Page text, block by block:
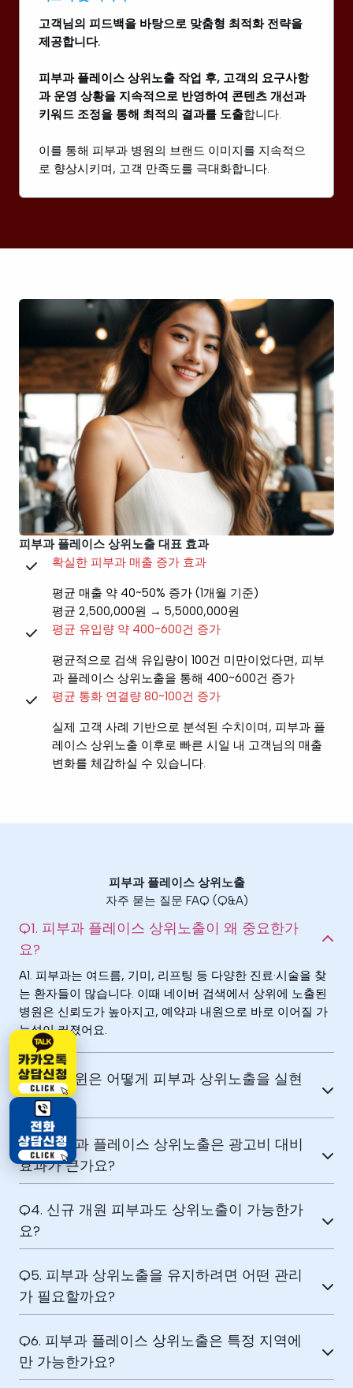
고객님의 피드백을 바탕으로 맞춤형 최적화 전략을
제공합니다.
피부과 플레이스 상위노출 작업 후, 고객의 요구사항
과 운영 상황을 지속적으로 반영하여 콘텐츠 개선과
키워드 조정을 통해 최적의 결과를 도출합니다.
이를 통해 피부과 병원의 브랜드 이미지를 지속적으
로 향상시키며, 고객 만족도를 극대화합니다.
피부과 플레이스 상위노출 대표 효과
확실한 피부과 매출 증가 효과
평균 매출 약 40~50% 증가 (1개월 기준)
평균 2,500,000원 → 5,5000,000원
평균 유입량 약 400~600건 증가
평균적으로 검색 유입량이 100건 미만이었다면, 피부
과 플레이스 상위노출을 통해 400~600건 증가
평균 통화 연결량 80~100건 증가
실제 고객 사례 기반으로 분석된 수치이며, 피부과 플
레이스 상위노출 이후로 빠른 시일 내 고객님의 매출
변화를 체감하실 수 있습니다.
피부과 플레이스 상위노출
자주 묻는 질문 FAQ (Q&A)
Q1. 피부과 플레이스 상위노출이 왜 중요한가
요?
A1. 피부과는 여드름, 기미, 리프팅 등 다양한 진료·시술을 찾
는 환자들이 많습니다. 이때 네이버 검색에서 상위에 노출된
병원은 신뢰도가 높아지고, 예약과 내원으로 바로 이어질 가
능성이 커졌어요.
Q2. 애드윈은 어떻게 피부과 상위노출을 실현
하나요?
Q3. 피부과 플레이스 상위노출은 광고비 대비
효과가 큰가요?
Q4. 신규 개원 피부과도 상위노출이 가능한가
요?
Q5. 피부과 상위노출을 유지하려면 어떤 관리
가 필요할까요?
Q6. 피부과 플레이스 상위노출은 특정 지역에
만 가능한가요?